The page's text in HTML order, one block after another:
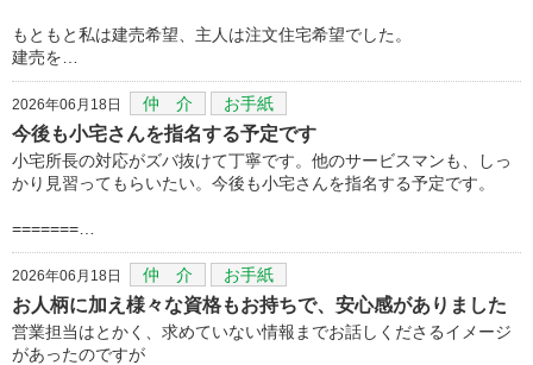
もともと私は建売希望、主人は注文住宅希望でした。
建売を…
2026年06月18日 仲 介 お手紙
今後も小宅さんを指名する予定です
小宅所長の対応がズバ抜けて丁寧です。他のサービスマンも、しっ
かり見習ってもらいたい。今後も小宅さんを指名する予定です。
=======…
2026年06月18日 仲 介 お手紙
お人柄に加え様々な資格もお持ちで、安心感がありました
営業担当はとかく、求めていない情報までお話しくださるイメージ
があったのですが